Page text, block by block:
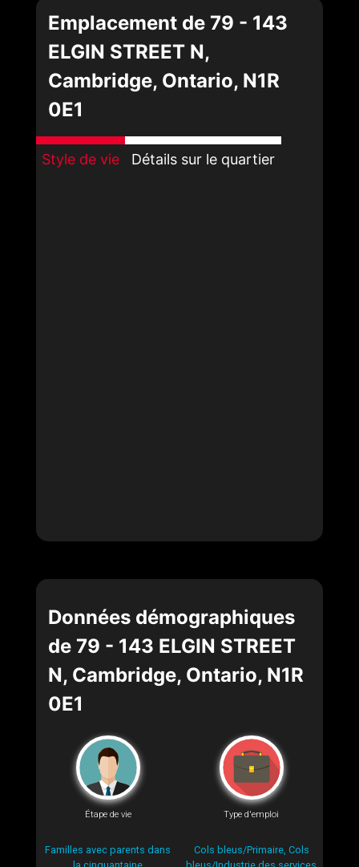
Emplacement de 79 - 143
ELGIN STREET N,
Cambridge, Ontario, N1R
0E1
Style de vie Détails sur le quartier
Données démographiques
de 79 - 143 ELGIN STREET
N, Cambridge, Ontario, N1R
0E1
Étape de vie
Familles avec parents dans
Type d'emploi
Cols bleus/Primaire, Cols